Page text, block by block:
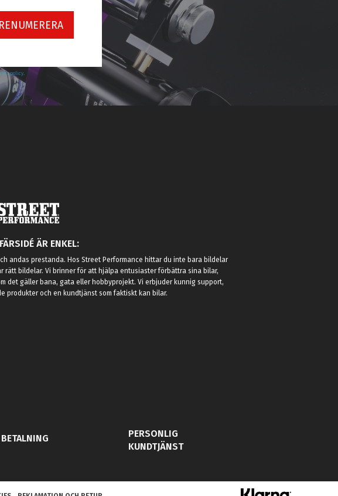
ÄR ENKEL:
andas prestanda. Hos Street Performance hittar du inte bara bildelar
rätt bildelar. Vi brinner för att hjälpa entusiaster förbättra sina bilar,
det gäller bana, gata eller hobbyprojekt. Vi erbjuder kunnig support,
produkter och en kundtjänst som faktiskt kan bilar.
PERSONLIG
KUNDTJÄNST